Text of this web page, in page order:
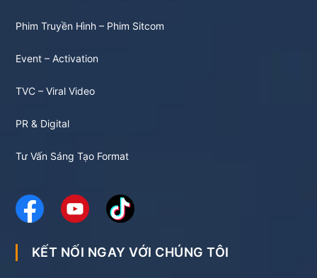
Phim Truyền Hình – Phim Sitcom
Event – Activation
TVC – Viral Video
PR & Digital
Tư Vấn Sáng Tạo Format
KẾT NỐI NGAY VỚI CHÚNG TÔI